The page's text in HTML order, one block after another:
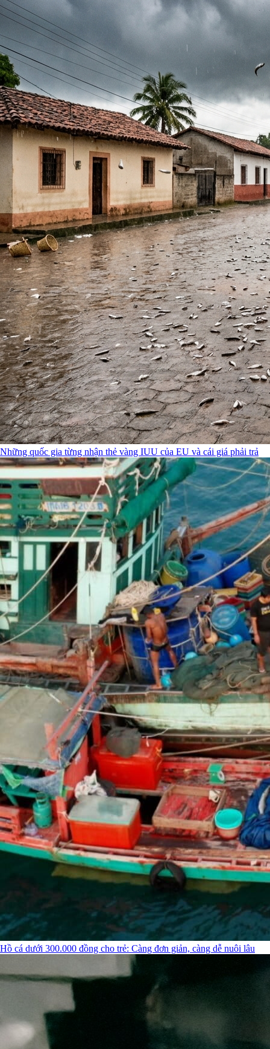
Những quốc gia từng nhận thẻ vàng IUU của EU và cái giá phải trả
Hồ cá dưới 300.000 đồng cho trẻ: Càng đơn giản, càng dễ nuôi lâu